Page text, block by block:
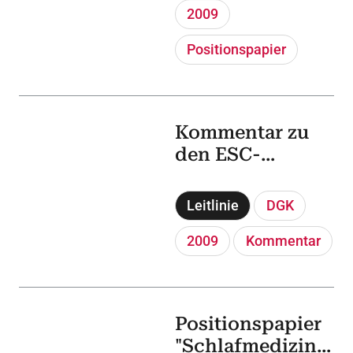
2009
Positionspapier
Anwendung
Leitlinie DGK
2009 Kommentar
Kommentar zu
den ESC-
"Guidelines on
Diagnosis and
Management of
Pulmonary
Positionspapier
"Schlafmedizin